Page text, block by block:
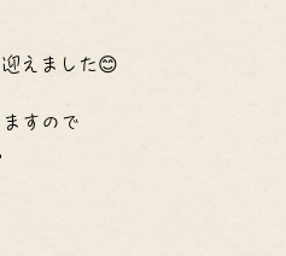
えました😊
すので